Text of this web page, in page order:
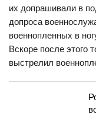
их допрашивали в
допроса
военнопленных в
Вскоре после этого
выстрелил